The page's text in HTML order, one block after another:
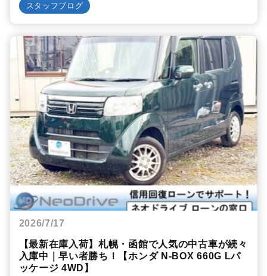
スタッフブログ
2026/7/17
【最新在庫入荷】札幌・函館で人気の中古車が続々
入庫中｜早い者勝ち！【ホンダ N-BOX 660G Lパ
ッケージ 4WD】